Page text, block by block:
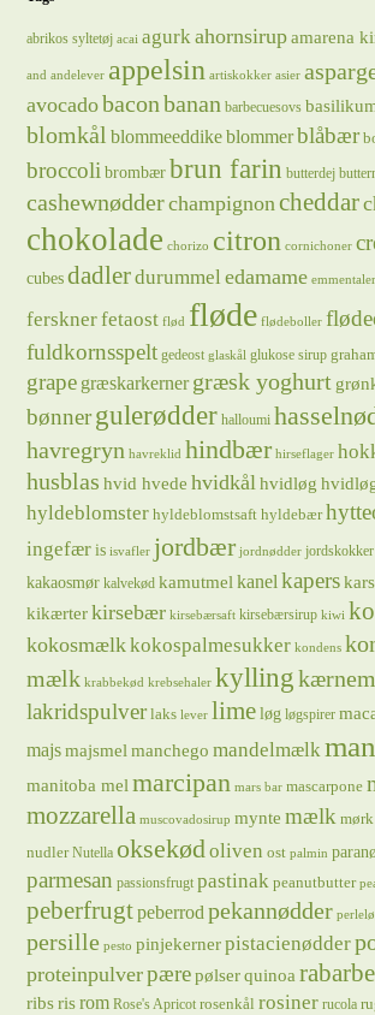
abrikos syltetøj acai agurkahornsirupamarena
and andelever appelsin artiskokker asier
avocadobaconbanan barbecuesovs
blomkål blommeeddikeblommerblåbær
broccoli brombær brun farin butterdej
cashewnødderchampignoncheddar
chokolade chorizo citron cornichoner
cubes dadlerdurummeledamame emmentaler
fersknerfetaost flød fløde flødeboller
fuldkornsspelt gedeost glaskål glukose sirup
grape græskarkernergræsk yoghurt
bønnergulerødder halloumi
havregryn havreklid hindbær hirseflager
husblas hvid hvede hvidkålhvidløg
hyldeblomster hyldeblomstsaft hyldebær
ingefær is isvafler jordbær jordnødder jordskokker
kakaosmør kalvekød kamutmel kanelkapers
kikærterkirsebær kirsebærsaft kirsebærsirup kiwi
kokosmælkkokospalmesukker kondens
mælk krabbekød krebsehaler kylling
lakridspulver laks lever lime løg løgspirer
majsmajsmel manchego mandelmælk
manitoba mel marcipan mars bar mascarpone
mozzarella muscovadosirup mynte mælk
nudler Nutella oksekødoliven ost palmin
parmesan passionsfrugt pastinak peanutbutter
peberfrugtpeberrodpekannødder
persille pesto pinjekerner pistacienødder
proteinpulverpære pølser quinoa
ribs risrom Rose's Apricot rosenkål rosiner rucola